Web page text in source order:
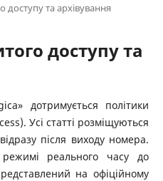
доступу та архівування
доступу та
дотримується політики
Усі статті розміщуються
після виходу номера.
реального часу до
на офіційному